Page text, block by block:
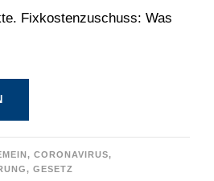
Fixkostenzuschuss: Was
, CORONAVIRUS,
, GESETZ